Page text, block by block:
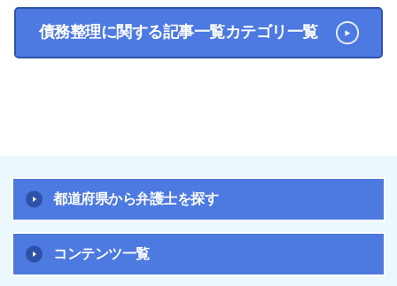
債務整理に関する記事一覧カテゴリ一覧
都道府県から弁護士を探す
コンテンツ一覧